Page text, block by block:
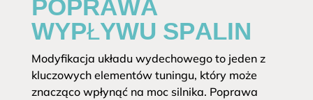
WYPŁYWU SPALIN
Modyfikacja układu wydechowego to jeden z
kluczowych elementów tuningu, który może
znacząco wpłynąć na moc silnika. Poprawa